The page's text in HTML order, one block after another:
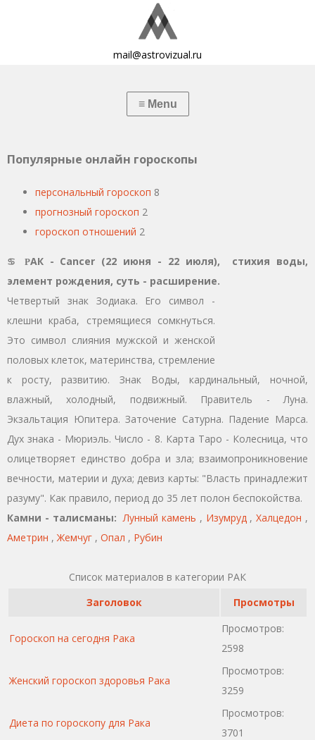
mail@astrovizual.ru
Популярные онлайн гороскопы
персональный гороскоп 8
прогнозный гороскоп 2
гороскоп отношений 2
♋ РАК - Cancer (22 июня - 22 июля), стихия воды,
элемент рождения, суть - расширение.
Четвертый знак Зодиака. Его символ -
клешни краба, стремящиеся сомкнуться.
Это символ слияния мужской и женской
половых клеток, материнства, стремление
к росту, развитию. Знак Воды, кардинальный, ночной,
влажный, холодный, подвижный. Правитель - Луна.
Экзальтация Юпитера. Заточение Сатурна. Падение Марса.
Дух знака - Мюриэль. Число - 8. Карта Таро - Колесница, что
олицетворяет единство добра и зла; взаимопроникновение
вечности, материи и духа; девиз карты: "Власть принадлежит
разуму". Как правило, период до 35 лет полон беспокойства.
Камни - талисманы: Лунный камень , Изумруд ,Халцедон ,
Аметрин , Жемчуг , Опал , Рубин
Список материалов в категории РАК
Заголовок
Просмотры
Гороскоп на сегодня Рака
Просмотров:
2598
Женский гороскоп здоровья Рака
Просмотров:
3259
Диета по гороскопу для Рака
Просмотров:
3701